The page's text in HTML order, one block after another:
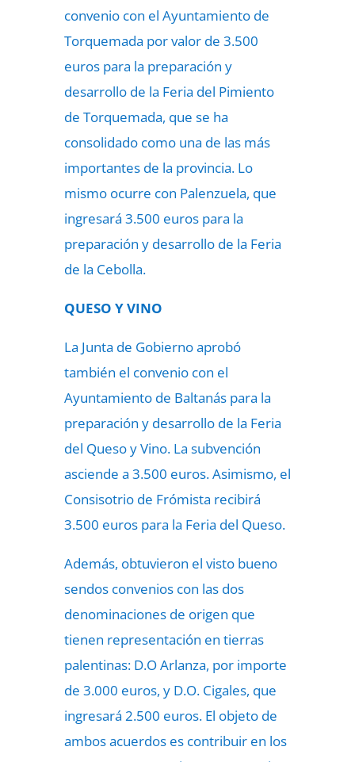
convenio con el Ayuntamiento de
Torquemada por valor de 3.500
euros para la preparación y
desarrollo de la Feria del Pimiento
de Torquemada, que se ha
consolidado como una de las más
importantes de la provincia. Lo
mismo ocurre con Palenzuela, que
ingresará 3.500 euros para la
preparación y desarrollo de la Feria
de la Cebolla.
QUESO Y VINO
La Junta de Gobierno aprobó
también el convenio con el
Ayuntamiento de Baltanás para la
preparación y desarrollo de la Feria
del Queso y Vino. La subvención
asciende a 3.500 euros. Asimismo, el
Consisotrio de Frómista recibirá
3.500 euros para la Feria del Queso.
Además, obtuvieron el visto bueno
sendos convenios con las dos
denominaciones de origen que
tienen representación en tierras
palentinas: D.O Arlanza, por importe
de 3.000 euros, y D.O. Cigales, que
ingresará 2.500 euros. El objeto de
ambos acuerdos es contribuir en los